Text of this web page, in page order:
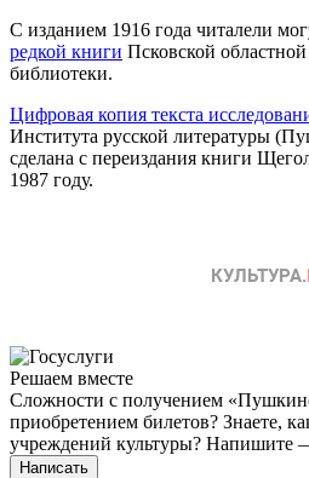
С изданием 1916 года читалели
редкой книги Псковской
библиотеки.
Цифровая копия текста
Института русской литературы
сделана с переиздания книги
1987 году.
Решаем вместе
Сложности с получением
приобретением билетов? Знаете,
учреждений культуры? Напишите
Написать